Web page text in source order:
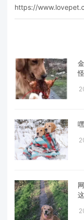
https://